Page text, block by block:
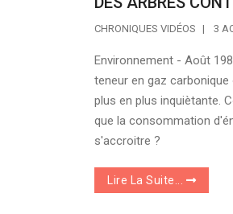
CHRONIQUES VIDÉOS 3
Environnement - Août
teneur en gaz
plus en plus inquiètante.
que la consommation
s'accroitre ?
Lire La Suite...